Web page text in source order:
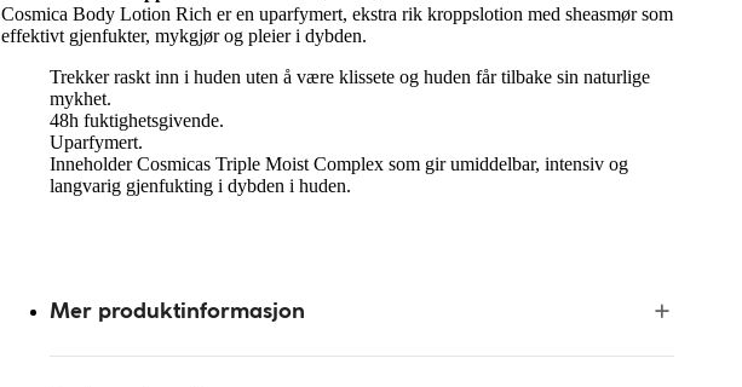
Cosmica Body Lotion Rich er en uparfymert, ekstra rik kroppslotion med sheasmør som
effektivt gjenfukter, mykgjør og pleier i dybden.
Trekker raskt inn i huden uten å være klissete og huden får tilbake sin naturlige
mykhet.
48h fuktighetsgivende.
Uparfymert.
Inneholder Cosmicas Triple Moist Complex som gir umiddelbar, intensiv og
langvarig gjenfukting i dybden i huden.
Mer produktinformasjon